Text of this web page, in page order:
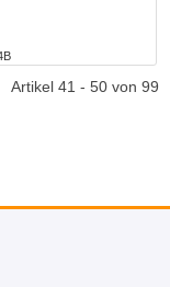
Artikel 41 - 50 von 99